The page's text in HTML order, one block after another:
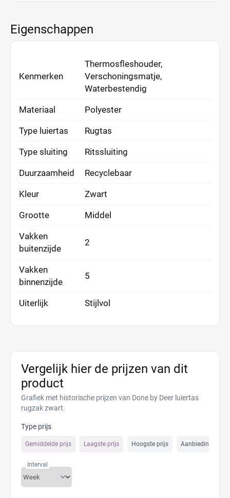
Eigenschappen
Kenmerken
Thermosfleshouder,
Verschoningsmatje,
Waterbestendig
Materiaal Polyester
Type luiertas Rugtas
Type sluiting Ritssluiting
Duurzaamheid Recyclebaar
Kleur Zwart
Grootte Middel
Vakken
buitenzijde
2
Vakken
binnenzijde
5
Uiterlijk Stijlvol
Vergelijk hier de prijzen van dit
product
Grafiek met historische prijzen van Done by Deer luiertas
rugzak zwart.
Type prijs
Gemiddelde prijs Laagste prijs Hoogste prijs Aanbiedings prijs
Interval